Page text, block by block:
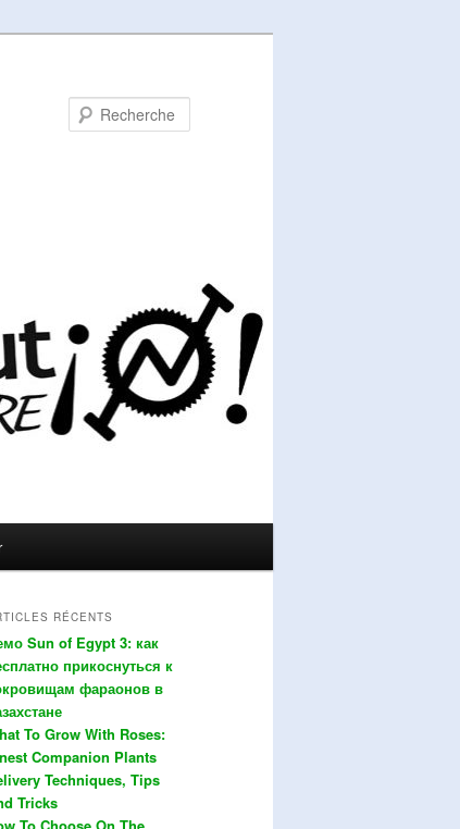
RÉCENTS
Sun of Egypt 3: как
прикоснуться к
фараонов в
To Grow With Roses:
Companion Plants
Techniques, Tips
Tricks